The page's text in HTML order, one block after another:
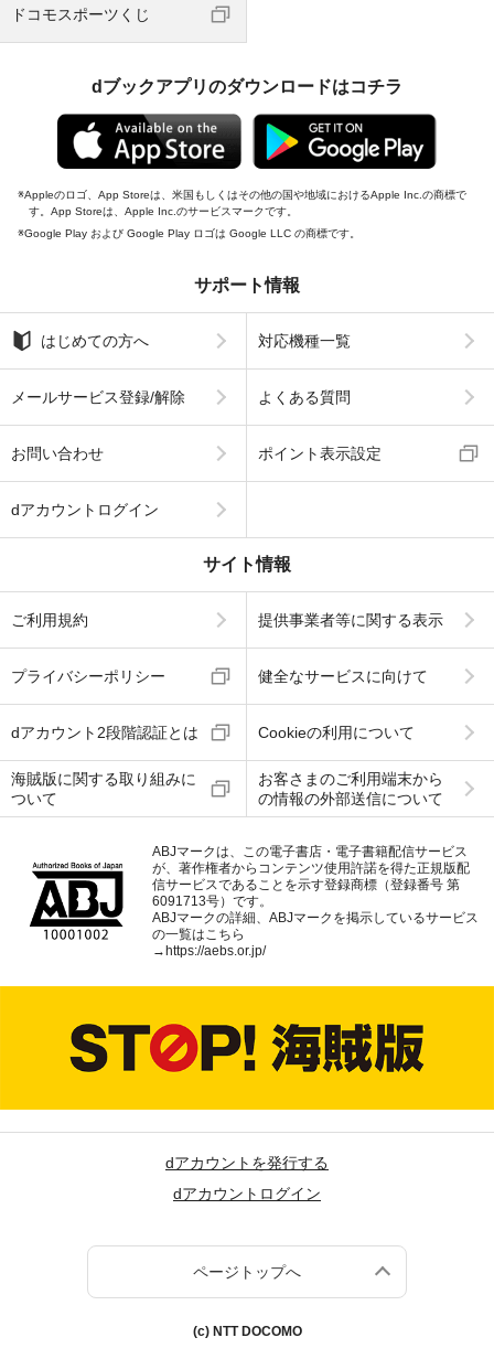
ドコモスポーツくじ
dブックアプリのダウンロードはコチラ
Appleのロゴ、App Storeは、米国もしくはその他の国や地域におけるApple Inc.の商標で
す。App Storeは、Apple Inc.のサービスマークです。
Google Play および Google Play ロゴは Google LLC の商標です。
サポート情報
はじめての方へ 対応機種一覧
メールサービス登録/解除 よくある質問
お問い合わせ ポイント表示設定
dアカウントログイン
サイト情報
ご利用規約 提供事業者等に関する表示
プライバシーポリシー 健全なサービスに向けて
dアカウント2段階認証とは Cookieの利用について
海賊版に関する取り組みに
ついて
お客さまのご利用端末から
の情報の外部送信について
ABJマークは、この電子書店・電子書籍配信サービス
が、著作権者からコンテンツ使用許諾を得た正規版配
信サービスであることを示す登録商標（登録番号 第
6091713号）です。
ABJマークの詳細、ABJマークを掲示しているサービス
の一覧はこちら
→https://aebs.or.jp/
dアカウントを発行する
dアカウントログイン
ページトップへ
(c) NTT DOCOMO